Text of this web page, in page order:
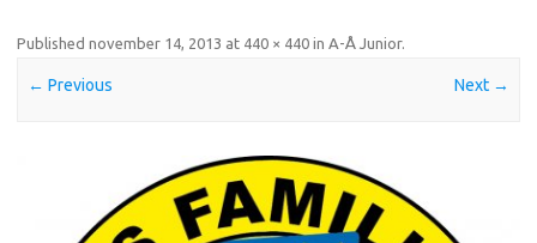
Published november 14, 2013 at 440 × 440 in A-Å Junior.
← Previous Next →